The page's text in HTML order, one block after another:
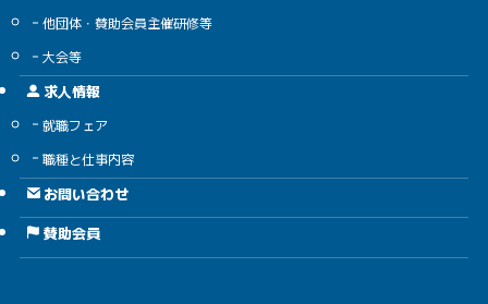
他団体・賛助会員主催研修等
大会等
求人情報
就職フェア
職種と仕事内容
お問い合わせ
賛助会員